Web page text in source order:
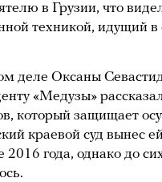
в Грузии, что
техникой, идущий в
деле Оксаны
«Медузы»
который защищает
краевой суд вынес
2016 года, однако до